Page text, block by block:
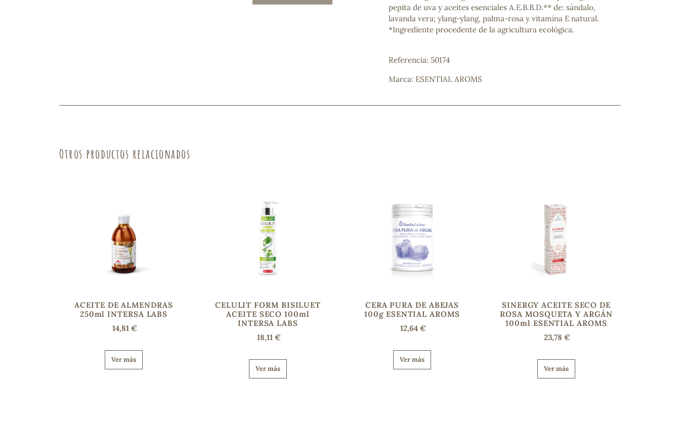
pepita de uva y aceites esenciales A.E.B.B.D.** de: sándalo,
lavanda vera; ylang-ylang, palma-rosa y vitamina E natural.
*Ingrediente procedente de la agricultura ecológica.
Referencia: 50174
Marca: ESENTIAL AROMS
Otros productos relacionados
ACEITE DE ALMENDRAS
250ml INTERSA LABS
14,81 €
Ver más
CELULIT FORM BISILUET
ACEITE SECO 100ml
INTERSA LABS
18,11 €
Ver más
CERA PURA DE ABEJAS
100g ESENTIAL AROMS
12,64 €
Ver más
SINERGY ACEITE SECO DE
ROSA MOSQUETA Y ARGÁN
100ml ESENTIAL AROMS
23,78 €
Ver más